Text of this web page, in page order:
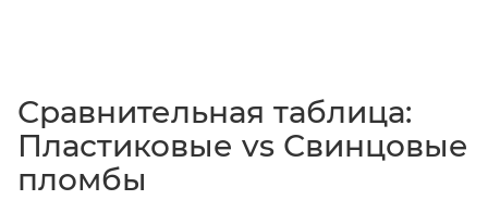
Сравнительная таблица:
Пластиковые vs Свинцовые
пломбы